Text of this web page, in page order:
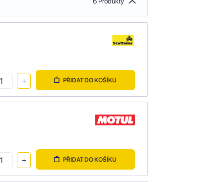
PŘIDAT DO KOŠÍKU
PŘIDAT DO KOŠÍKU